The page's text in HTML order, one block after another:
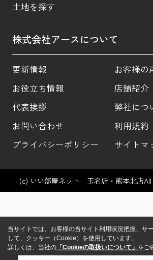
土地を探す
株式会社アースについて
更新情報
お客様の
お役立ち情報
店舗紹介
代表挨拶
弊社につ
お問い合わせ
利用規約
プライバシーポリシー
サイトマ
(c) いい部屋ネット 玉名店・熊本北店All
当サイトでは、お客様の当サイト利用状況把握、サ
して、クッキー（Cookie）を使用しています。
詳しくは、当社の 「Cookieの取扱いについて」 をご